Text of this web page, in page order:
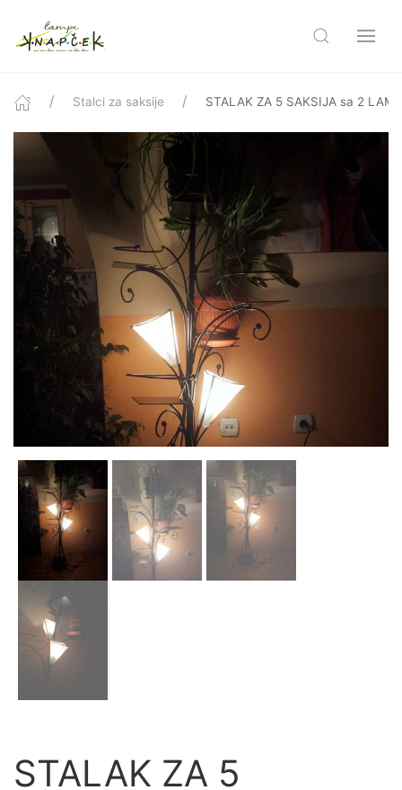
Stalci za saksije STALAK ZA 5 SAKSIJA sa 2
STALAK ZA 5